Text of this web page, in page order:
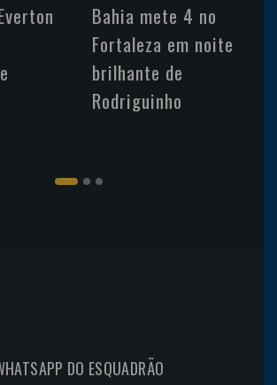
Bahia mete 4 no
Fortaleza em noite
brilhante de
Rodriguinho
DO ESQUADRÃO